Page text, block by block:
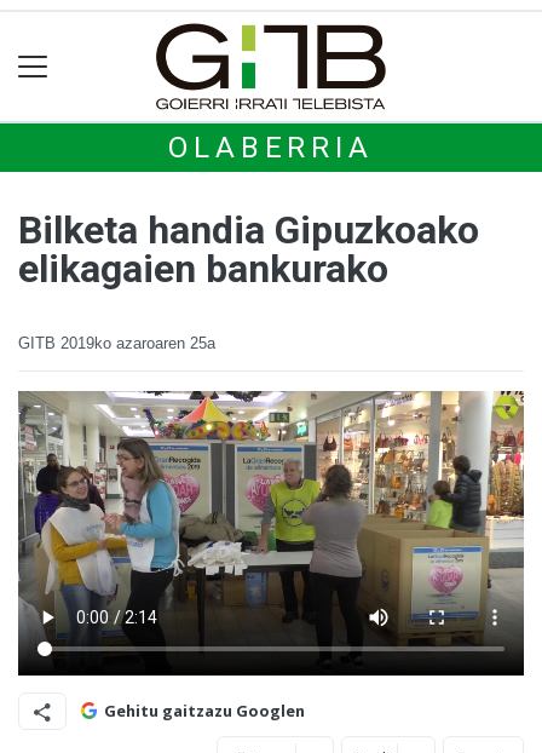
OLABERRIA
Bilketa handia Gipuzkoako
elikagaien bankurako
GITB 2019ko azaroaren 25a
Gehitu gaitzazu Googlen